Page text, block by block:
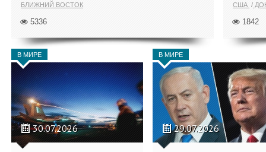
БЛИЖНИЙ ВОСТОК
5336
США
1842
В МИРЕ
30.07.2026
В МИРЕ
29.07.2026